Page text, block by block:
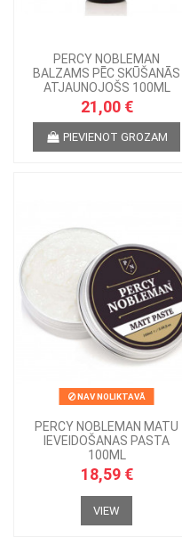
PERCY NOBLEMAN
BALZAMS PĒC SKŪŠANĀS
ATJAUNOJOŠS 100ML
21,00 €
PIEVIENOT GROZAM
NAV NOLIKTAVĀ
PERCY NOBLEMAN MATU
IEVEIDOŠANAS PASTA
100ML
18,59 €
VIEW